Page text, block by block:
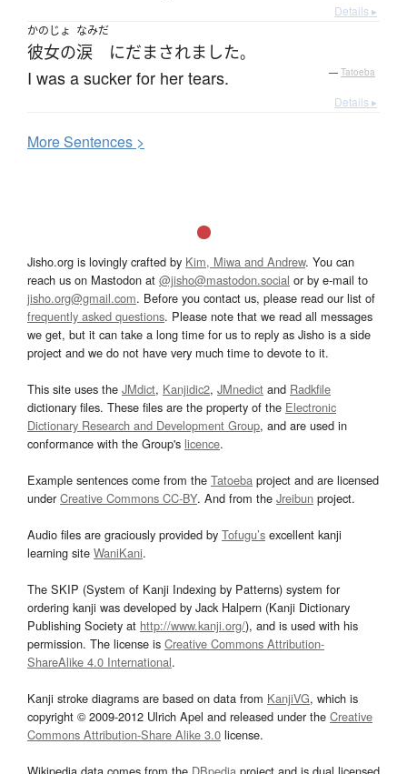
Details ▸
かのじょ
彼女の
なみだ
涙 にだまされました。
I was a sucker for her tears. — Tatoeba
Details ▸
MoreSentences >
Jisho.org is lovingly crafted by Kim, Miwa and Andrew. You can
reach us on Mastodon at @jisho@mastodon.social or by e-mail to
jisho.org@gmail.com. Before you contact us, please read our list of
frequently asked questions. Please note that we read all messages
we get, but it can take a long time for us to reply as Jisho is a side
project and we do not have very much time to devote to it.
This site uses the JMdict, Kanjidic2, JMnedict and Radkfile
dictionary files. These files are the property of the Electronic
Dictionary Research and Development Group, and are used in
conformance with the Group's licence.
Example sentences come from the Tatoeba project and are licensed
underCreative Commons CC-BY. And from the Jreibun project.
Audio files are graciously provided by Tofugu’s excellent kanji
learning site WaniKani.
The SKIP (System of Kanji Indexing by Patterns) system for
ordering kanji was developed by Jack Halpern (Kanji Dictionary
Publishing Society at http://www.kanji.org/), and is used with his
permission. The license is Creative Commons Attribution-
ShareAlike 4.0 International.
Kanji stroke diagrams are based on data from KanjiVG, which is
copyright © 2009-2012 Ulrich Apel and released under the Creative
Commons Attribution-Share Alike 3.0 license.